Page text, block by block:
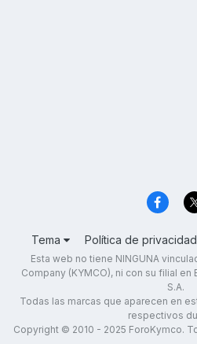
Tema Política de privacidad
Esta web no tiene NINGUNA
Company (KYMCO), ni con su filial en
S.A.
Todas las marcas que aparecen en
respectivos
Copyright © 2010 - 2025 ForoKymco.